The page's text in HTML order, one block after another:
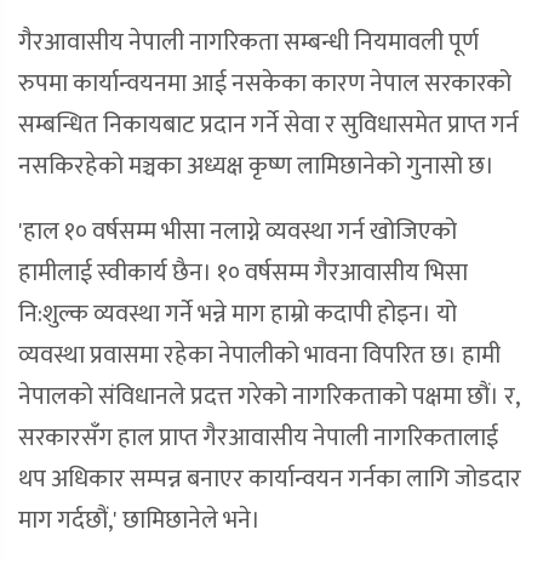
गैरआवासीय नेपाली नागरिकता सम्बन्धी नियमावली पूर्ण
रुपमा कार्यान्वयनमा आई नसकेका कारण नेपाल सरकारको
सम्बन्धित निकायबाट प्रदान गर्ने सेवा र सुविधासमेत प्राप्त गर्न
नसकिरहेको मञ्चका अध्यक्ष कृष्ण लामिछानेको गुनासो छ।
'हाल १० वर्षसम्म भीसा नलाग्ने व्यवस्था गर्न खोजिएको
हामीलाई स्वीकार्य छैन। १० वर्षसम्म गैरआवासीय भिसा
नि:शुल्क व्यवस्था गर्ने भन्ने माग हाम्रो कदापी होइन। यो
व्यवस्था प्रवासमा रहेका नेपालीको भावना विपरित छ। हामी
नेपालको संविधानले प्रदत्त गरेको नागरिकताको पक्षमा छौं। र,
सरकारसँग हाल प्राप्त गैरआवासीय नेपाली नागरिकतालाई
थप अधिकार सम्पन्न बनाएर कार्यान्वयन गर्नका लागि जोडदार
माग गर्दछौं,' छामिछानेले भने।